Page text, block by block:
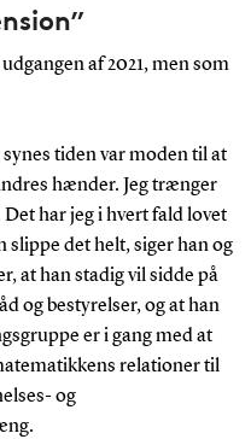
af 2021, men som
synes tiden var moden til at
hænder. Jeg trænger
har jeg i hvert fald lovet
slippe det helt, siger han og
at han stadig vil sidde på
og bestyrelser, og at han
er i gang med at
relationer til
og